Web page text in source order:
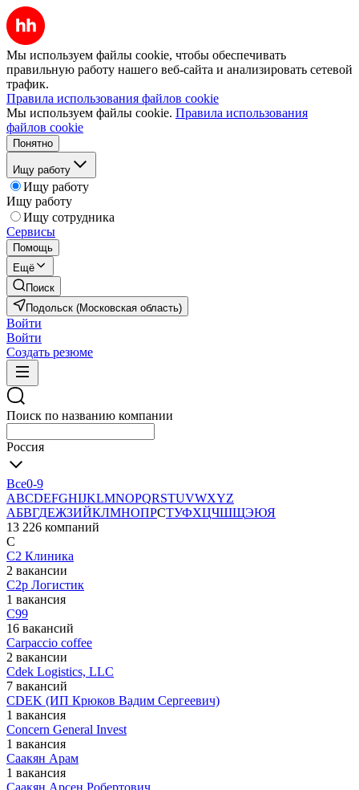
Мы используем файлы cookie, чтобы обеспечивать
правильную работу нашего веб-сайта и анализировать сетевой
трафик.
Правила использования файлов cookie
Мы используем файлы cookie. Правила использования
файлов cookie
Понятно
Ищу работу
Ищу работу
Ищу работу
Ищу сотрудника
Сервисы
Помощь
Ещё
Поиск
Подольск (Московская область)
Войти
Войти
Создать резюме
Поиск по названию компании
Россия
Все0-9
ABCDEFGHIJKLMNOPQRSTUVWXYZ
АБВГДЕЖЗИЙКЛМНОПРСТУФХЦЧШЩЭЮЯ
13 226 компаний
С
С2 Клиника
2 вакансии
С2р Логистик
1 вакансия
С99
16 вакансий
Сarpaccio coffee
2 вакансии
Сdek Logistics, LLC
7 вакансий
СDEK (ИП Крюков Вадим Сергеевич)
1 вакансия
Сoncern General Invest
1 вакансия
Саакян Арам
1 вакансия
Саакян Арсен Робертович